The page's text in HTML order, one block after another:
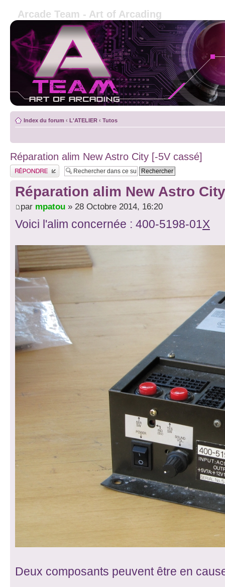
Arcade Team - Art of Arcading
Index du forum ‹ L'ATELIER ‹ Tutos
Réparation alim New Astro City [-5V cassé]
Publier une réponse
Réparation alim New Astro
par mpatou » 28 Octobre 2014, 16:20
Voici l'alim concernée : 400-5198-01X
Deux composants peuvent être en